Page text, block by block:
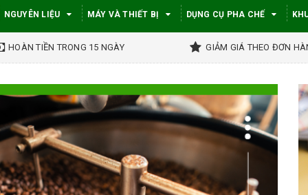
NGUYÊN LIỆU MÁY VÀ THIẾT BỊ DỤNG CỤ PHA CHẾ
HOÀN TIỀN TRONG 15 NGÀY GIẢM GIÁ THEO ĐƠN